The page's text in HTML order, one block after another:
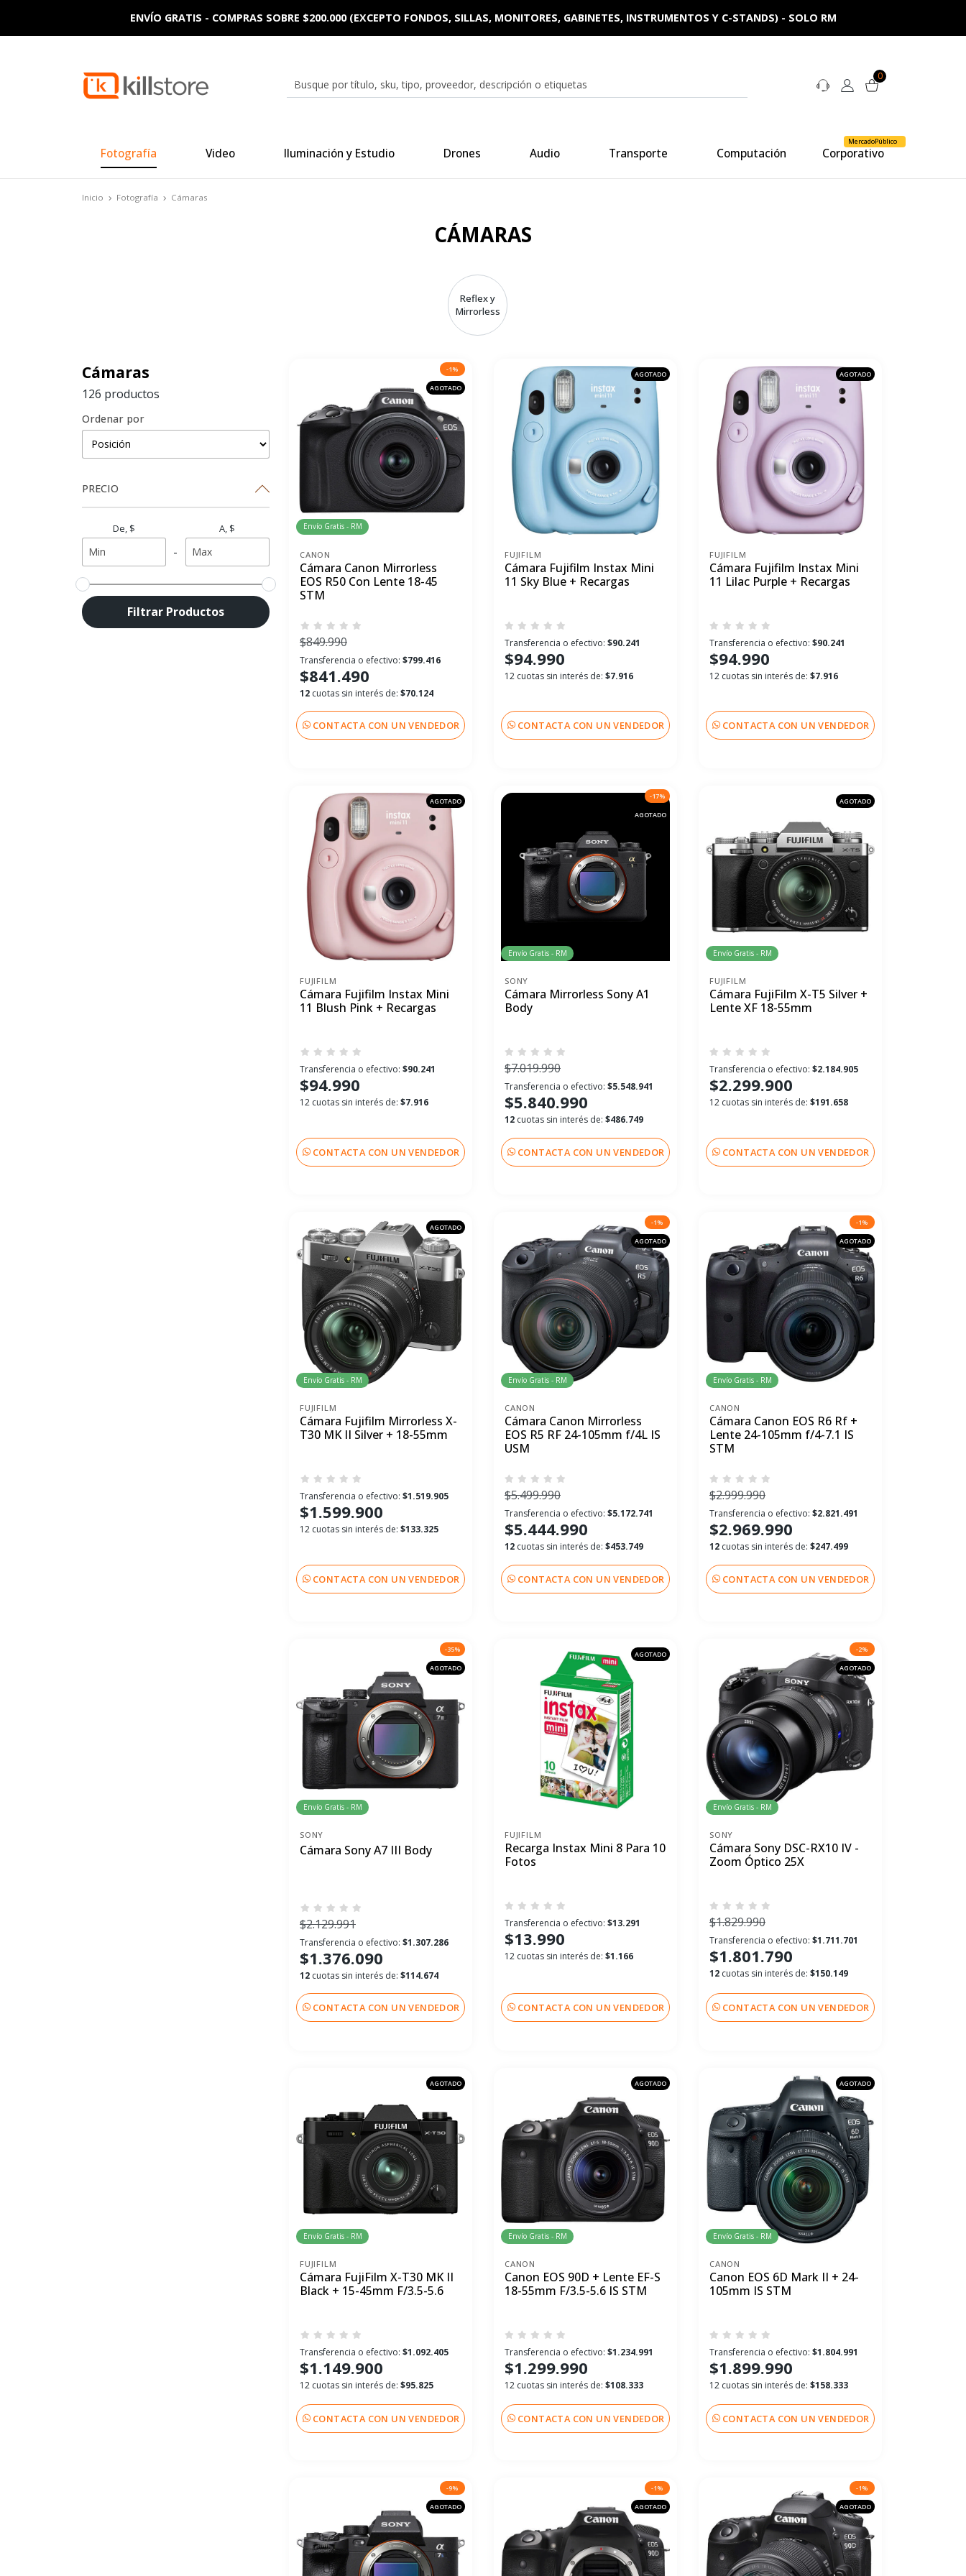
0
Fotografía Video Iluminación y Estudio Drones Audio Transporte Computación Corporativo
MercadoPúblico
ENVÍO GRATIS - COMPRAS SOBRE $200.000 (EXCEPTO FONDOS, SILLAS, MONITORES, GABINETES, INSTRUMENTOS Y C-STANDS) - SOLO RM
Inicio Fotografía Cámaras
CÁMARAS
Reflex y
Mirrorless
Cámaras
126 productos
Ordenar por
PRECIO
De, $
-
A, $
Filtrar Productos
-1%
AGOTADO
Envío Gratis - RM
CANON
Cámara Canon Mirrorless
EOS R50 Con Lente 18-45
STM
$849.990
Transferencia o efectivo: $799.416
$841.490
12 cuotas sin interés de: $70.124
CONTACTA CON UN VENDEDOR
AGOTADO
FUJIFILM
Cámara Fujifilm Instax Mini
11 Sky Blue + Recargas
Transferencia o efectivo: $90.241
$94.990
12 cuotas sin interés de: $7.916
CONTACTA CON UN VENDEDOR
AGOTADO
FUJIFILM
Cámara Fujifilm Instax Mini
11 Lilac Purple + Recargas
Transferencia o efectivo: $90.241
$94.990
12 cuotas sin interés de: $7.916
CONTACTA CON UN VENDEDOR
AGOTADO
FUJIFILM
Cámara Fujifilm Instax Mini
11 Blush Pink + Recargas
Transferencia o efectivo: $90.241
$94.990
12 cuotas sin interés de: $7.916
CONTACTA CON UN VENDEDOR
-17%
AGOTADO
Envío Gratis - RM
SONY
Cámara Mirrorless Sony A1
Body
$7.019.990
Transferencia o efectivo: $5.548.941
$5.840.990
12cuotas sin interés de: $486.749
CONTACTA CON UN VENDEDOR
AGOTADO
Envío Gratis - RM
FUJIFILM
Cámara FujiFilm X-T5 Silver +
Lente XF 18-55mm
Transferencia o efectivo: $2.184.905
$2.299.900
12 cuotas sin interés de: $191.658
CONTACTA CON UN VENDEDOR
AGOTADO
Envío Gratis - RM
FUJIFILM
Cámara Fujifilm Mirrorless X-
T30 MK II Silver + 18-55mm
Transferencia o efectivo: $1.519.905
$1.599.900
12 cuotas sin interés de: $133.325
CONTACTA CON UN VENDEDOR
-1%
AGOTADO
Envío Gratis - RM
CANON
Cámara Canon Mirrorless
EOS R5 RF 24-105mm f/4L IS
USM
$5.499.990
Transferencia o efectivo: $5.172.741
$5.444.990
12cuotas sin interés de: $453.749
CONTACTA CON UN VENDEDOR
-1%
AGOTADO
Envío Gratis - RM
CANON
Cámara Canon EOS R6 Rf +
Lente 24-105mm f/4-7.1 IS
STM
$2.999.990
Transferencia o efectivo: $2.821.491
$2.969.990
12cuotas sin interés de: $247.499
CONTACTA CON UN VENDEDOR
-35%
AGOTADO
Envío Gratis - RM
SONY
Cámara Sony A7 III Body
$2.129.991
Transferencia o efectivo: $1.307.286
$1.376.090
12 cuotas sin interés de: $114.674
CONTACTA CON UN VENDEDOR
AGOTADO
FUJIFILM
Recarga Instax Mini 8 Para 10
Fotos
Transferencia o efectivo: $13.291
$13.990
12 cuotas sin interés de: $1.166
CONTACTA CON UN VENDEDOR
-2%
AGOTADO
Envío Gratis - RM
SONY
Cámara Sony DSC-RX10 IV -
Zoom Óptico 25X
$1.829.990
Transferencia o efectivo: $1.711.701
$1.801.790
12cuotas sin interés de: $150.149
CONTACTA CON UN VENDEDOR
AGOTADO
Envío Gratis - RM
FUJIFILM
Cámara FujiFilm X-T30 MK II
Black + 15-45mm F/3.5-5.6
Transferencia o efectivo: $1.092.405
$1.149.900
12 cuotas sin interés de: $95.825
CONTACTA CON UN VENDEDOR
AGOTADO
Envío Gratis - RM
CANON
Canon EOS 90D + Lente EF-S
18-55mm F/3.5-5.6 IS STM
Transferencia o efectivo: $1.234.991
$1.299.990
12 cuotas sin interés de: $108.333
CONTACTA CON UN VENDEDOR
AGOTADO
Envío Gratis - RM
CANON
Canon EOS 6D Mark II + 24-
105mm IS STM
Transferencia o efectivo: $1.804.991
$1.899.990
12 cuotas sin interés de: $158.333
CONTACTA CON UN VENDEDOR
-9%
AGOTADO
-1%
AGOTADO
-1%
AGOTADO